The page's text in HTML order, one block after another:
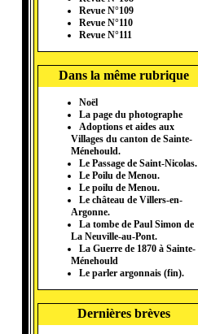
Revue N°109
Revue N°110
Revue N°111
Dans la même rubrique
Noël
La page du photographe
Adoptions et aides aux
Villages du canton de Sainte-
Ménehould.
Le Passage de Saint-Nicolas.
Le Poilu de Menou.
Le poilu de Menou.
Le château de Villers-en-
Argonne.
La tombe de Paul Simon de
La Neuville-au-Pont.
La Guerre de 1870 à Sainte-
Ménehould
Le parler argonnais (fin).
Dernières brèves